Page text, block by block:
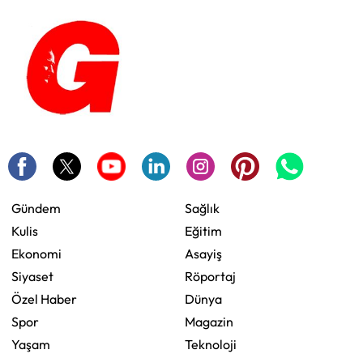
Gündem
Kulis
Ekonomi
Siyaset
Özel Haber
Spor
Yaşam
Sağlık
Eğitim
Asayiş
Röportaj
Dünya
Magazin
Teknoloji